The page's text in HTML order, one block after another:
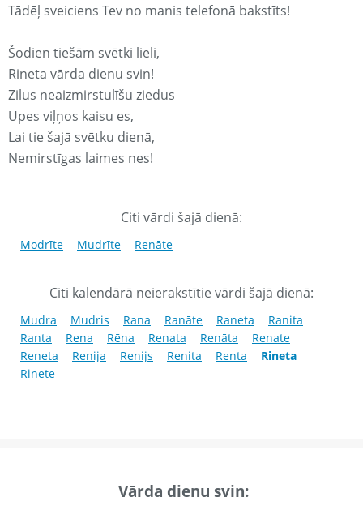
Tādēļ sveiciens Tev no manis telefonā bakstīts!
Šodien tiešām svētki lieli,
Rineta vārda dienu svin!
Zilus neaizmirstulīšu ziedus
Upes viļņos kaisu es,
Lai tie šajā svētku dienā,
Nemirstīgas laimes nes!
Citi vārdi šajā dienā:
Modrīte Mudrīte Renāte
Citi kalendārā neierakstītie vārdi šajā dienā:
Mudra Mudris Rana Ranāte Raneta
Ranita
Ranta
Rena Rēna Renata Renāta
Renate
Reneta
Renija Renijs Renita Renta
Rineta
Rinete
Vārda dienu svin: